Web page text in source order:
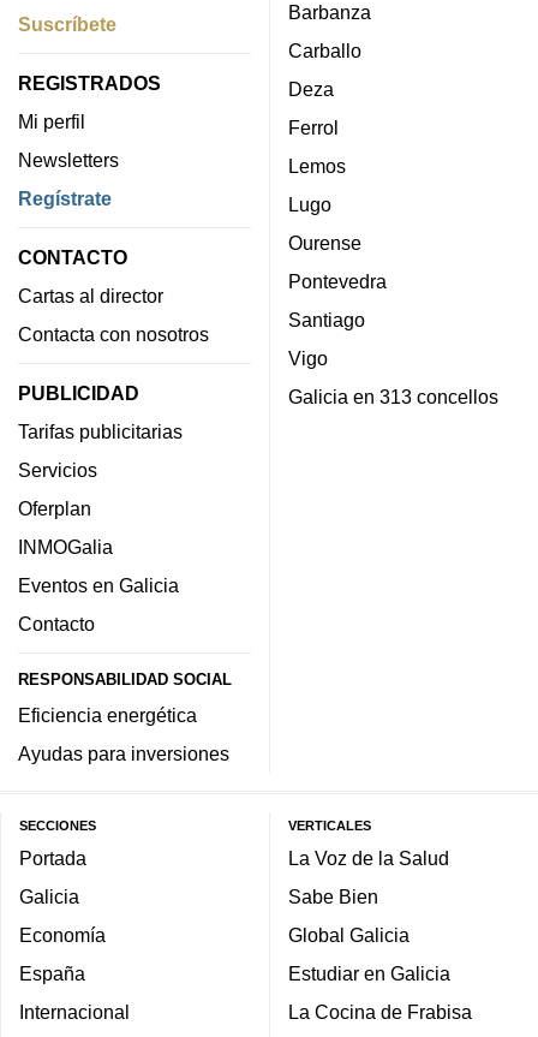
Suscríbete
REGISTRADOS
Mi perfil
Newsletters
Regístrate
CONTACTO
Cartas al director
Contacta con nosotros
PUBLICIDAD
Tarifas publicitarias
Servicios
Oferplan
INMOGalia
Eventos en Galicia
Contacto
RESPONSABILIDAD SOCIAL
Eficiencia energética
Ayudas para inversiones
Barbanza
Carballo
Deza
Ferrol
Lemos
Lugo
Ourense
Pontevedra
Santiago
Vigo
Galicia en 313 concellos
SECCIONES
Portada
Galicia
Economía
España
Internacional
VERTICALES
La Voz de la Salud
Sabe Bien
Global Galicia
Estudiar en Galicia
La Cocina de Frabisa